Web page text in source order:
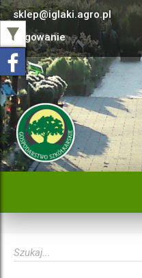
sklep@iglaki.agro.pl
Logowanie